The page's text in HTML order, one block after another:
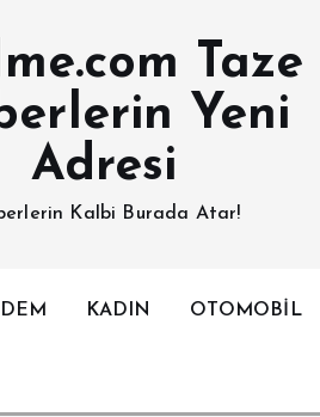
Yeni
Adresi
Kalbi Burada Atar!
KADIN OTOMOBİL